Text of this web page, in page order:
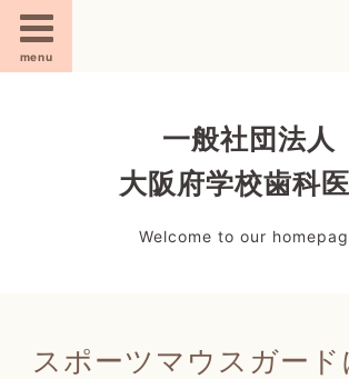
menu
一般社団法人
大阪府学校歯科
Welcome to our
スポーツマウスガード